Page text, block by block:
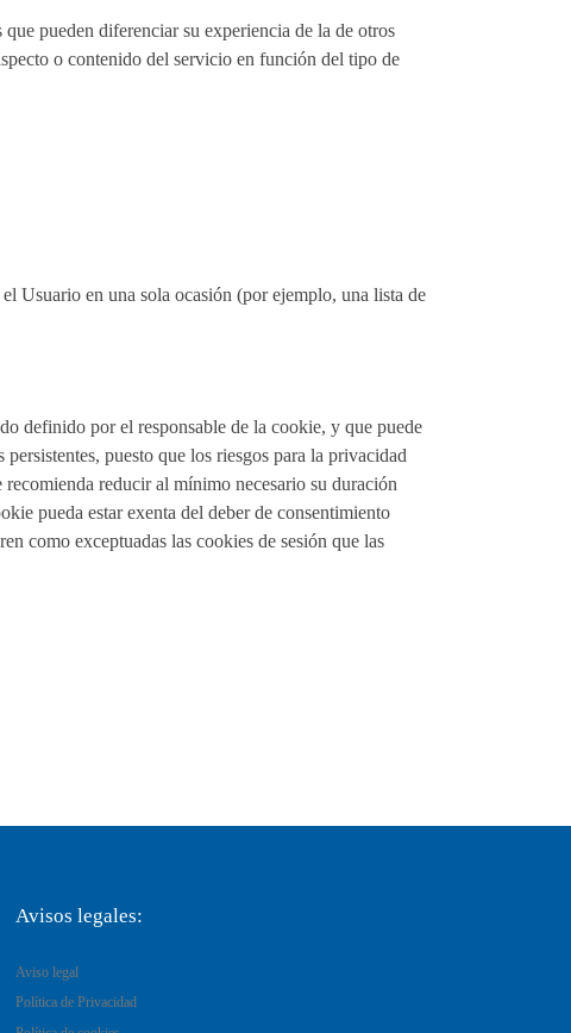
pueden diferenciar su experiencia de la de otros
o contenido del servicio en función del tipo de
Usuario en una sola ocasión (por ejemplo, una lista de
definido por el responsable de la cookie, y que puede
puesto que los riesgos para la privacidad
reducir al mínimo necesario su duración
pueda estar exenta del deber de consentimiento
como exceptuadas las cookies de sesión que las
Avisos legales:
Aviso legal
Política de Privacidad